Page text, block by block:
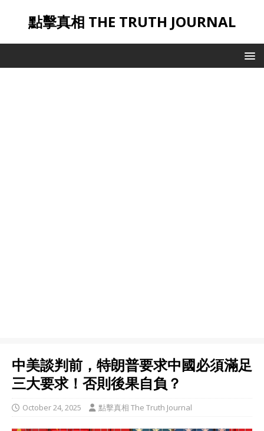
點擊真相 THE TRUTH JOURNAL
中美談判前，特朗普要求中國必須滿足
三大要求！否則後果自負？
October 24, 2025 點擊真相 The Truth Journal